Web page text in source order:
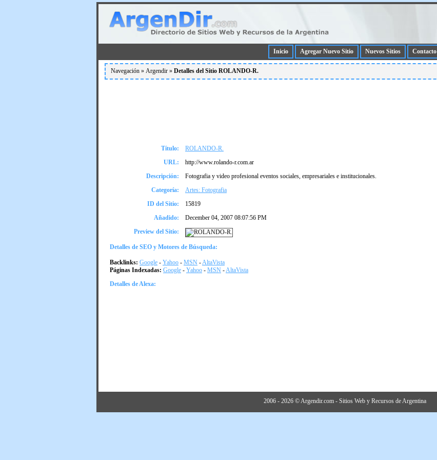
Inicio Agregar Nuevo Sitio Nuevos Sitios Contacto
Navegación » Argendir » Detalles del Sitio ROLANDO-R.
Título:
ROLANDO-R.
URL:
http://www.rolando-r.com.ar
Descripción:
Fotografia y video profesional eventos sociales, empresariales e institucionales.
Categoría:
Artes: Fotografia
ID del Sitio:
15819
Añadido:
December 04, 2007 08:07:56 PM
Preview del Sitio:
Detalles de SEO y Motores de Búsqueda:
Backlinks: Google - Yahoo - MSN -AltaVista
Páginas Indexadas: Google - Yahoo - MSN -AltaVista
Detalles de Alexa:
2006 - 2026 © Argendir.com - Sitios Web y Recursos de Argentina